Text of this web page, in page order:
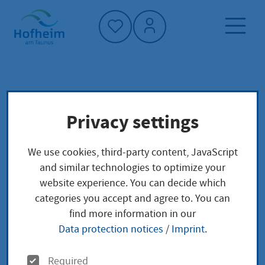
Home"
Reisepass beantragen wegen Änderung von
Reisepass beantragen
wegen Änderung von
sonstigen Daten
Privacy settings
We use cookies, third-party content, JavaScript
and similar technologies to optimize your
website experience. You can decide which
categories you accept and agree to. You can
find more information in our
Data protection notices / Imprint.
O
Required